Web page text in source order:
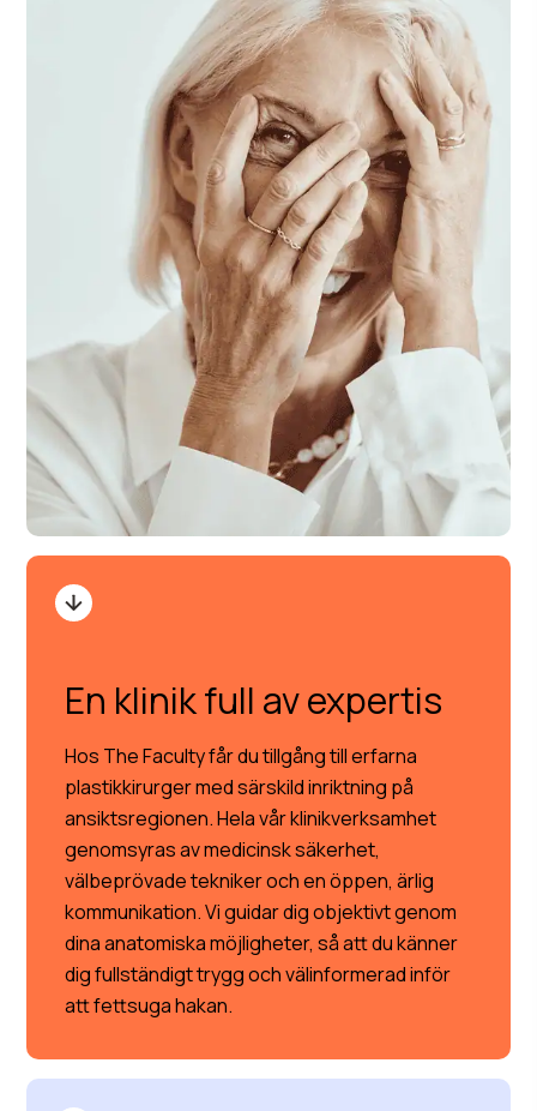
En klinik full av expertis
Hos The Faculty får du tillgång till erfarna
plastikkirurger med särskild inriktning på
ansiktsregionen. Hela vår klinikverksamhet
genomsyras av medicinsk säkerhet,
välbeprövade tekniker och en öppen, ärlig
kommunikation. Vi guidar dig objektivt genom
dina anatomiska möjligheter, så att du känner
dig fullständigt trygg och välinformerad inför
att fettsuga hakan.